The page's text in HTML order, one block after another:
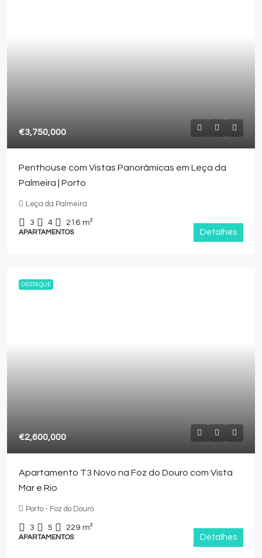
€3,750,000
Penthouse com Vistas Panorâmicas em Leça da
Palmeira | Porto
Leça da Palmeira
3 4 216 m²
APARTAMENTOS Detalhes
DESTAQUE
€2,600,000
Apartamento T3 Novo na Foz do Douro com Vista
Mar e Rio
Porto - Foz do Douro
3 5 229 m²
APARTAMENTOS Detalhes